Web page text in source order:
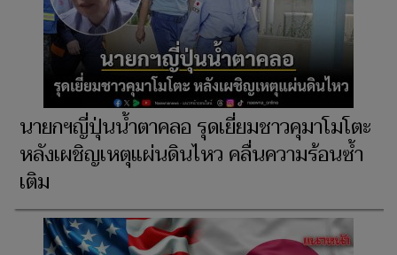
นายกฯญี่ปุ่นน้ำตาคลอ รุดเยี่ยมชาวคุมาโมโตะ
หลังเผชิญเหตุแผ่นดินไหว คลื่นความร้อนซ้ำ
เติม